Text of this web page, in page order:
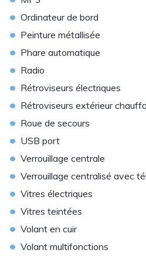
• Ordinateur de bord
• Peinture métallisée
• Phare automatique
• Radio
• Rétroviseurs électriques
• Rétroviseurs extérieur
• Roue de secours
• USB port
• Verrouillage centrale
• Verrouillage centralisé avec
• Vitres électriques
• Vitres teintées
• Volant en cuir
• Volant multifonctions